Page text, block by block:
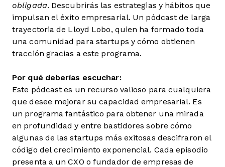
obligada. Descubrirás las estrategias y hábitos que
impulsan el éxito empresarial. Un pódcast de larga
trayectoria de Lloyd Lobo, quien ha formado toda
una comunidad para startups y cómo obtienen
tracción gracias a este programa.
Por qué deberías escuchar:
Este pódcast es un recurso valioso para cualquiera
que desee mejorar su capacidad empresarial. Es
un programa fantástico para obtener una mirada
en profundidad y entre bastidores sobre cómo
algunas de las startups más exitosas descifraron el
código del crecimiento exponencial. Cada episodio
presenta a un CXO o fundador de empresas de